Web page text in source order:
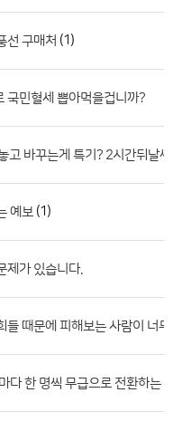
선 구매처 (1)
국민혈세 뽑아먹을겁니까?
고 바꾸는게 특기? 2시간뒤날씨
예보 (1)
제가 있습니다.
들 때문에 피해보는 사람이 너무
다 한 명씩 무급으로 전환하는 게